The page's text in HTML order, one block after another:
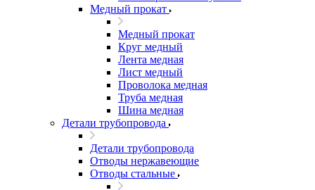
Медный прокат
Медный прокат
Круг медный
Лента медная
Лист медный
Проволока медная
Труба медная
Шина медная
Детали трубопровода
Детали трубопровода
Отводы нержавеющие
Отводы стальные